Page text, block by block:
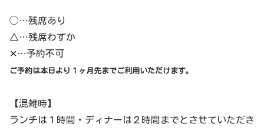
◯…残席あり
△…残席わずか
✕…予約不可
ご予約は本日より１ヶ月先までご利用いただけます。
【混雑時】
ランチは１時間・ディナーは２時間までとさせていただき